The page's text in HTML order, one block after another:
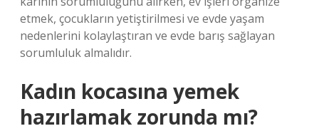
etmek, çocukların yetiştirilmesi ve evde yaşam
nedenlerini kolaylaştıran ve evde barış sağlayan
sorumluluk almalıdır.
Kadın kocasına yemek
hazırlamak zorunda mı?